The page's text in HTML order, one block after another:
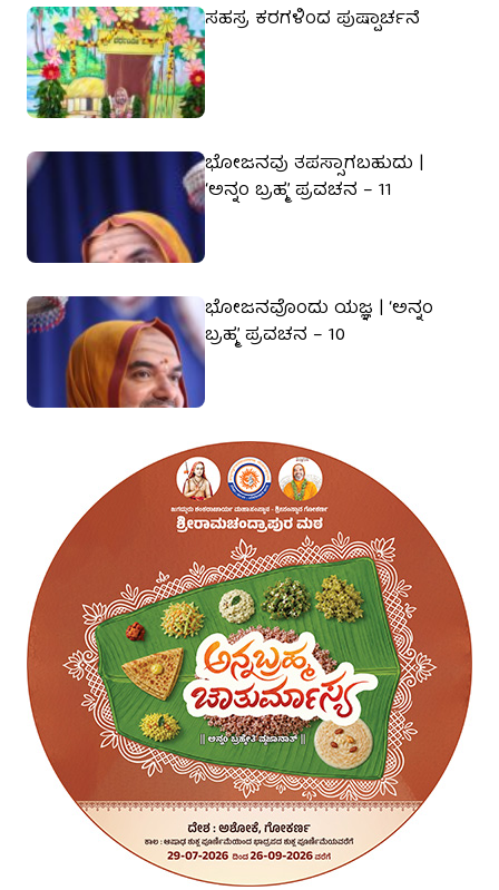
ಸಹಸ್ರ ಕರಗಳಿಂದ ಪುಷ್ಪಾರ್ಚನೆ
ಭೋಜನವು ತಪಸ್ಸಾಗಬಹುದು |
‘ಅನ್ನಂ ಬ್ರಹ್ಮ’ ಪ್ರವಚನ – 11
ಭೋಜನವೊಂದು ಯಜ್ಞ | ‘ಅನ್ನಂ
ಬ್ರಹ್ಮ’ ಪ್ರವಚನ – 10